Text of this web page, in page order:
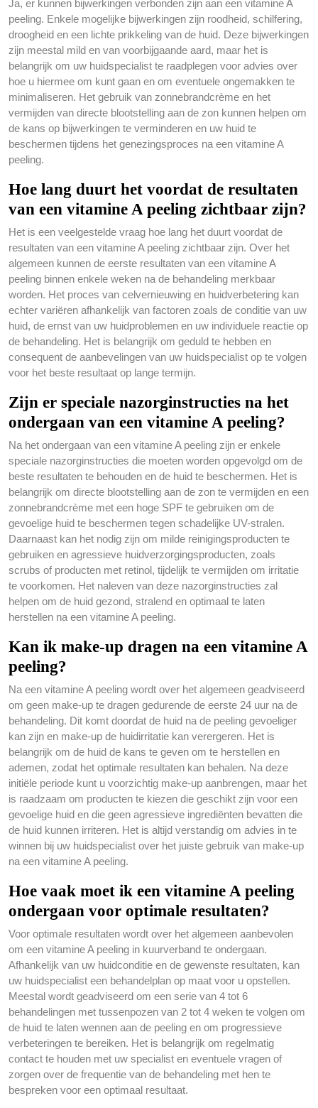
Ja, er kunnen bijwerkingen verbonden zijn aan een vitamine A
peeling. Enkele mogelijke bijwerkingen zijn roodheid, schilfering,
droogheid en een lichte prikkeling van de huid. Deze bijwerkingen
zijn meestal mild en van voorbijgaande aard, maar het is
belangrijk om uw huidspecialist te raadplegen voor advies over
hoe u hiermee om kunt gaan en om eventuele ongemakken te
minimaliseren. Het gebruik van zonnebrandcrème en het
vermijden van directe blootstelling aan de zon kunnen helpen om
de kans op bijwerkingen te verminderen en uw huid te
beschermen tijdens het genezingsproces na een vitamine A
peeling.
Hoe lang duurt het voordat de resultaten
van een vitamine A peeling zichtbaar zijn?
Het is een veelgestelde vraag hoe lang het duurt voordat de
resultaten van een vitamine A peeling zichtbaar zijn. Over het
algemeen kunnen de eerste resultaten van een vitamine A
peeling binnen enkele weken na de behandeling merkbaar
worden. Het proces van celvernieuwing en huidverbetering kan
echter variëren afhankelijk van factoren zoals de conditie van uw
huid, de ernst van uw huidproblemen en uw individuele reactie op
de behandeling. Het is belangrijk om geduld te hebben en
consequent de aanbevelingen van uw huidspecialist op te volgen
voor het beste resultaat op lange termijn.
Zijn er speciale nazorginstructies na het
ondergaan van een vitamine A peeling?
Na het ondergaan van een vitamine A peeling zijn er enkele
speciale nazorginstructies die moeten worden opgevolgd om de
beste resultaten te behouden en de huid te beschermen. Het is
belangrijk om directe blootstelling aan de zon te vermijden en een
zonnebrandcrème met een hoge SPF te gebruiken om de
gevoelige huid te beschermen tegen schadelijke UV-stralen.
Daarnaast kan het nodig zijn om milde reinigingsproducten te
gebruiken en agressieve huidverzorgingsproducten, zoals
scrubs of producten met retinol, tijdelijk te vermijden om irritatie
te voorkomen. Het naleven van deze nazorginstructies zal
helpen om de huid gezond, stralend en optimaal te laten
herstellen na een vitamine A peeling.
Kan ik make-up dragen na een vitamine A
peeling?
Na een vitamine A peeling wordt over het algemeen geadviseerd
om geen make-up te dragen gedurende de eerste 24 uur na de
behandeling. Dit komt doordat de huid na de peeling gevoeliger
kan zijn en make-up de huidirritatie kan verergeren. Het is
belangrijk om de huid de kans te geven om te herstellen en
ademen, zodat het optimale resultaten kan behalen. Na deze
initiële periode kunt u voorzichtig make-up aanbrengen, maar het
is raadzaam om producten te kiezen die geschikt zijn voor een
gevoelige huid en die geen agressieve ingrediënten bevatten die
de huid kunnen irriteren. Het is altijd verstandig om advies in te
winnen bij uw huidspecialist over het juiste gebruik van make-up
na een vitamine A peeling.
Hoe vaak moet ik een vitamine A peeling
ondergaan voor optimale resultaten?
Voor optimale resultaten wordt over het algemeen aanbevolen
om een vitamine A peeling in kuurverband te ondergaan.
Afhankelijk van uw huidconditie en de gewenste resultaten, kan
uw huidspecialist een behandelplan op maat voor u opstellen.
Meestal wordt geadviseerd om een serie van 4 tot 6
behandelingen met tussenpozen van 2 tot 4 weken te volgen om
de huid te laten wennen aan de peeling en om progressieve
verbeteringen te bereiken. Het is belangrijk om regelmatig
contact te houden met uw specialist en eventuele vragen of
zorgen over de frequentie van de behandeling met hen te
bespreken voor een optimaal resultaat.